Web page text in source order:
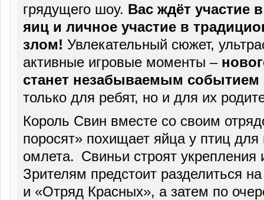
грядущего шоу. Вас ждёт участие
яиц и личное участие в
злом! Увлекательный сюжет,
активные игровые моменты –
станет незабываемым событием
только для ребят, но и для их
Король Свин вместе со своим
поросят» похищает яйца у птиц для
омлета. Свиньи строят
Зрителям предстоит разделиться
и «Отряд Красных», а затем по